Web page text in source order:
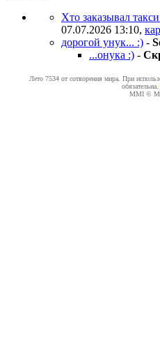
Хто заказывал
07.07.2026 13:10,
дорогой унук... :) -
...онука :) -
Лето 7534 от сотворения мира. При
обязательна.
MMI ©